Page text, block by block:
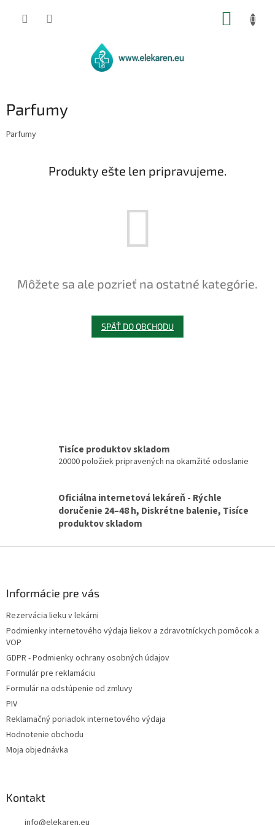
Parfumy
Parfumy
Produkty ešte len pripravujeme.
Môžete sa ale pozrieť na ostatné kategórie.
SPÄŤ DO OBCHODU
Tisíce produktov skladom
20000 položiek pripravených na okamžité odoslanie
Oficiálna internetová lekáreň - Rýchle
doručenie 24–48 h, Diskrétne balenie, Tisíce
produktov skladom
Informácie pre vás
Rezervácia lieku v lekárni
Podmienky internetového výdaja liekov a zdravotníckych pomôcok a
VOP
GDPR - Podmienky ochrany osobných údajov
Formulár pre reklamáciu
Formulár na odstúpenie od zmluvy
PIV
Reklamačný poriadok internetového výdaja
Hodnotenie obchodu
Moja objednávka
Kontakt
info@elekaren.eu